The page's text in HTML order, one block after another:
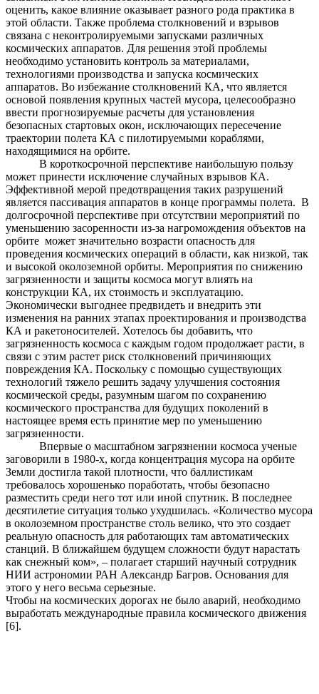
оценить, какое влияние оказывает разного рода практика в
этой области. Также проблема столкновений и взрывов
связана с неконтролируемыми запусками различных
космических аппаратов. Для решения этой проблемы
необходимо установить контроль за материалами,
технологиями производства и запуска космических
аппаратов. Во избежание столкновений КА, что является
основой появления крупных частей мусора, целесообразно
ввести прогнозируемые расчеты для установления
безопасных стартовых окон, исключающих пересечение
траектории полета КА с пилотируемыми кораблями,
находящимися на орбите.
В короткосрочной перспективе наибольшую пользу
может принести исключение случайных взрывов КА.
Эффективной мерой предотвращения таких разрушений
является пассивация аппаратов в конце программы полета. В
долгосрочной перспективе при отсутствии мероприятий по
уменьшению засоренности из-за нагромождения объектов на
орбите может значительно возрасти опасность для
проведения космических операций в области, как низкой, так
и высокой околоземной орбиты. Мероприятия по снижению
загрязненности и защиты космоса могут влиять на
конструкции КА, их стоимость и эксплуатацию.
Экономически выгоднее предвидеть и внедрить эти
изменения на ранних этапах проектирования и производства
КА и ракетоносителей. Хотелось бы добавить, что
загрязненность космоса с каждым годом продолжает расти, в
связи с этим растет риск столкновений причиняющих
повреждения КА. Поскольку с помощью существующих
технологий тяжело решить задачу улучшения состояния
космической среды, разумным шагом по сохранению
космического пространства для будущих поколений в
настоящее время есть принятие мер по уменьшению
загрязненности.
Впервые о масштабном загрязнении космоса ученые
заговорили в 1980-х, когда концентрация мусора на орбите
Земли достигла такой плотности, что баллистикам
требовалось хорошенько поработать, чтобы безопасно
разместить среди него тот или иной спутник. В последнее
десятилетие ситуация только ухудшилась. «Количество мусора
в околоземном пространстве столь велико, что это создает
реальную опасность для работающих там автоматических
станций. В ближайшем будущем сложности будут нарастать
как снежный ком», – полагает старший научный сотрудник
НИИ астрономии РАН Александр Багров. Основания для
этого у него весьма серьезные.
Чтобы на космических дорогах не было аварий, необходимо
выработать международные правила космического движения
[6].